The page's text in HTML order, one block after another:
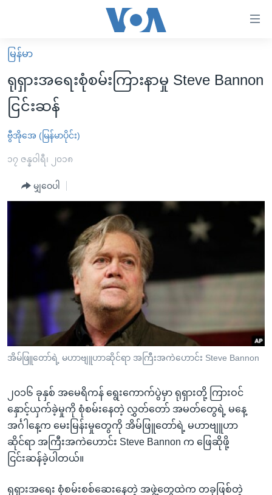
လွယ်ကူ
စေ
သည့်
Link
များ
ပင်မ
စာမျက်နှာ
ကြည့်
ရှာဖွေ
ရန်
နေရာ
သို့
ကျော်
မူလစာမျက်နှာ
မြန်မာ
ကမ္ဘာ့သတင်းများ
နိုင်ငံတကာ
အမေရိကန်
အစ္စရေး-ပါလက်စတိုင်း
ဗွီဒီယို
သတင်းလွတ်လပ်ခွင့်
အင်္ဂလိပ်စာလေ့လာမယ်
မကြေးမုံရဲ့ အင်္ဂလိပ်စာ
ရုပ်ရှင်ထဲက အင်္ဂလိပ်စာ
သုတပဒေသာ အင်္ဂလိပ်စာ
ရေဒီယိုနှင့်ရုပ်သံ အချက်အလက်များ
ရေဒီယို/တီဗွီအစီအစဉ်
Learning English
ဗွီအိုအေ လူမှုကွန်ယက်များ
ဘာသာစကားများ
မြန်မာ
ရုရှားအရေးစုံစမ်းကြားနာမှု Steve Bannon
ငြင်းဆန်
ဗွီအိုအေ (မြန်မာပိုင်း)
၁၇ ဇန္နဝါရီ၊ ၂၀၁၈
မျှဝေပါ
အိမ်ဖြူတော်ရဲ့ မဟာဗျူဟာဆိုင်ရာ အကြီးအကဲဟောင်း Steve Bannon
၂၀၁၆ ခုနှစ် အမေရိကန် ရွေးကောက်ပွဲမှာ ရုရှားတို့ ကြားဝင်
နှောင့်ယှက်ခဲ့မှုကို စုံစမ်းနေတဲ့ လွှတ်တော် အမတ်တွေရဲ့ မနေ့
အင်္ဂါနေ့က မေးမြန်းမှုတွေကို အိမ်ဖြူတော်ရဲ့ မဟာဗျူဟာ
ဆိုင်ရာ အကြီးအကဲဟောင်း Steve Bannon က ဖြေဆိုဖို့
ငြင်းဆန်ခဲ့ပါတယ်။
ရုရှားအရေး စုံစမ်းစစ်ဆေးနေတဲ့ အဖွဲ့တွေထဲက တခုဖြစ်တဲ့